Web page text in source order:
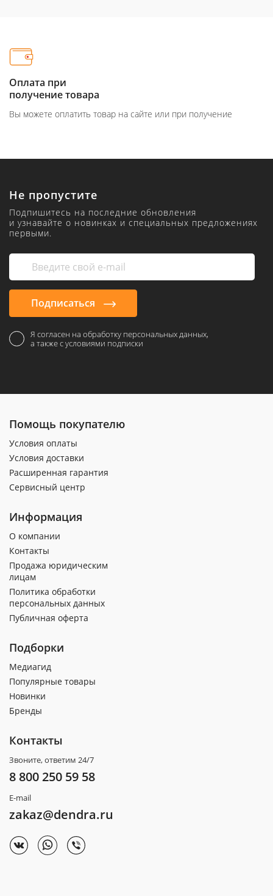
Оплата при
получение товара
Вы можете оплатить товар на сайте или при получение
Не пропустите
Подпишитесь на последние обновления
и узнавайте о новинках и специальных предложениях
первыми.
Подписаться
Я согласен на обработку персональных данных,
а также с условиями подписки
Помощь покупателю
Условия оплаты
Условия доставки
Расширенная гарантия
Сервисный центр
Информация
О компании
Контакты
Продажа юридическим
лицам
Политика обработки
персональных данных
Публичная оферта
Подборки
Медиагид
Популярные товары
Новинки
Бренды
Контакты
Звоните, ответим 24/7
8 800 250 59 58
E-mail
zakaz@dendra.ru